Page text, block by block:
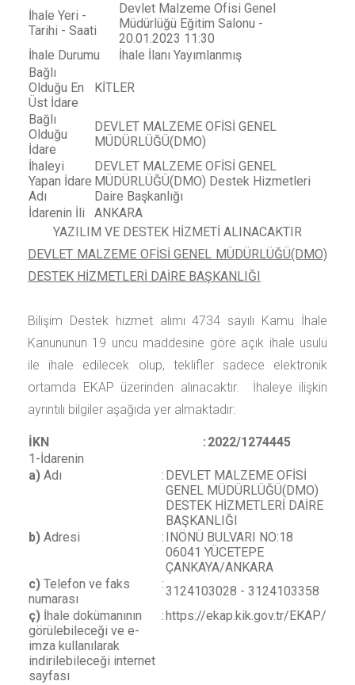
İhale Yeri -
Tarihi - Saati
Devlet Malzeme Ofisi Genel
Müdürlüğü Eğitim Salonu -
20.01.2023 11:30
İhale Durumu
İhale İlanı Yayımlanmış
Bağlı
Olduğu En
Üst İdare
KİTLER
Bağlı
Olduğu
İdare
DEVLET MALZEME OFİSİ GENEL
MÜDÜRLÜĞÜ(DMO)
İhaleyi
Yapan İdare
Adı
DEVLET MALZEME OFİSİ GENEL
MÜDÜRLÜĞÜ(DMO) Destek Hizmetleri
Daire Başkanlığı
İdarenin İli
ANKARA
YAZILIM VE DESTEK HİZMETİ ALINACAKTIR
DEVLET MALZEME OFİSİ GENEL MÜDÜRLÜĞÜ(DMO)
DESTEK HİZMETLERİ DAİRE BAŞKANLIĞI
Bilişim Destekhizmet alımı 4734 sayılı Kamu İhale
Kanununun 19 uncu maddesine göre açık ihale usulü
ile ihale edilecek olup, teklifler sadece elektronik
ortamda EKAP üzerinden alınacaktır. İhaleye ilişkin
ayrıntılı bilgiler aşağıda yer almaktadır:
İKN : 2022/1274445
1-İdarenin
a) Adı : DEVLET MALZEME OFİSİ
GENEL MÜDÜRLÜĞÜ(DMO)
DESTEK HİZMETLERİ DAİRE
BAŞKANLIĞI
b) Adresi : INÖNÜ BULVARI NO:18
06041 YÜCETEPE
ÇANKAYA/ANKARA
c) Telefon ve faks
numarası
:3124103028 - 3124103358
ç) İhale dokümanının
görülebileceği ve e-
imza kullanılarak
indirilebileceği internet
sayfası
:https://ekap.kik.gov.tr/EKAP/